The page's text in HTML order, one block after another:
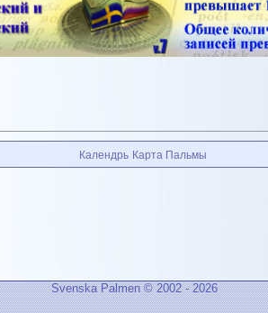
Календрь Карта Пальмы
Svenska Palmen © 2002 - 2026